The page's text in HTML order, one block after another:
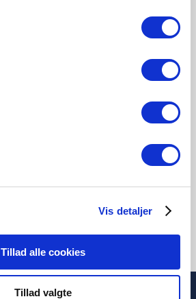
Vis detaljer
Tillad alle cookies
Tillad valgte